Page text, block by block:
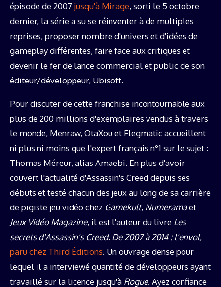
épisode de 2007 jusqu'à Mirage, sorti le 5 octobre
dernier, la série a su se réinventer à de multiples
reprises, proposer nombre d'univers et d'idées de
gameplay différentes, faire face aux critiques et
devenir le fer de lance commercial et public de son
éditeur/développeur, Ubisoft.
Pour discuter de cette franchise incontournable aux
plus de 200 millions d'exemplaires vendus à travers
le monde, Menraw, OtaXou et Flegmatic accueillent
ni plus ni moins que l'expert français n°1 sur le sujet :
Thomas Méreur, alias Amaebi. En plus d'avoir
couvert l'actualité d'Assassin's Creed depuis ses
débuts et testé chacun des jeux au long de sa carrière
de pigiste jeu vidéo chez Gamekult, Numeramaet
Jeux Vidéo Magazine, il est l'auteur du livre Les
secrets d'Assassin's Creed. De 2007 à 2014 : l'envol,
paru chez Third Éditions. Un ouvrage dense pour
lequel il a interviewé quantité de développeurs ayant
travaillé sur la licence jusqu'à Rogue. Ayez confiance